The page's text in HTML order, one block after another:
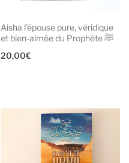
Aisha l’épouse pure, véridique
et bien-aimée du Prophète ﷺ
20,00€